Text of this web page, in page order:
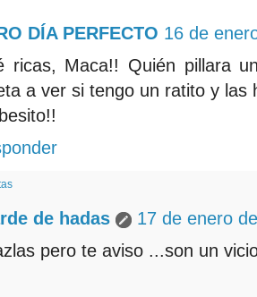
DÍA PERFECTO 16 de
ricas, Maca!! Quién pillara
a ver si tengo un ratito y las
de hadas
17 de enero
pero te aviso ...son un